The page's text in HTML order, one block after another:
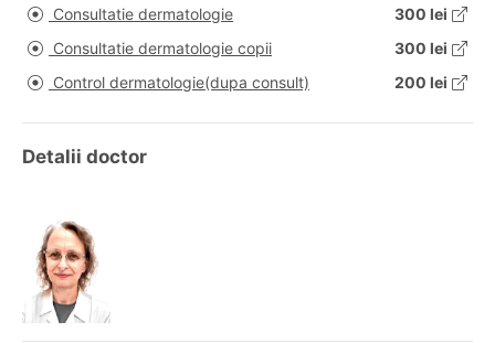
Consultatie dermatologie
300 lei
Consultatie dermatologie copii
300 lei
Control dermatologie(dupa consult)
200 lei
Detalii doctor